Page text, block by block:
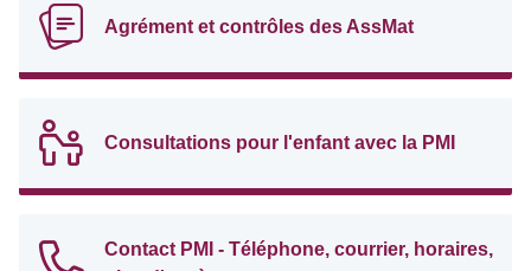
Agrément et contrôles des AssMat
Consultations pour l'enfant avec la PMI
Contact PMI - Téléphone, courrier, horaires,